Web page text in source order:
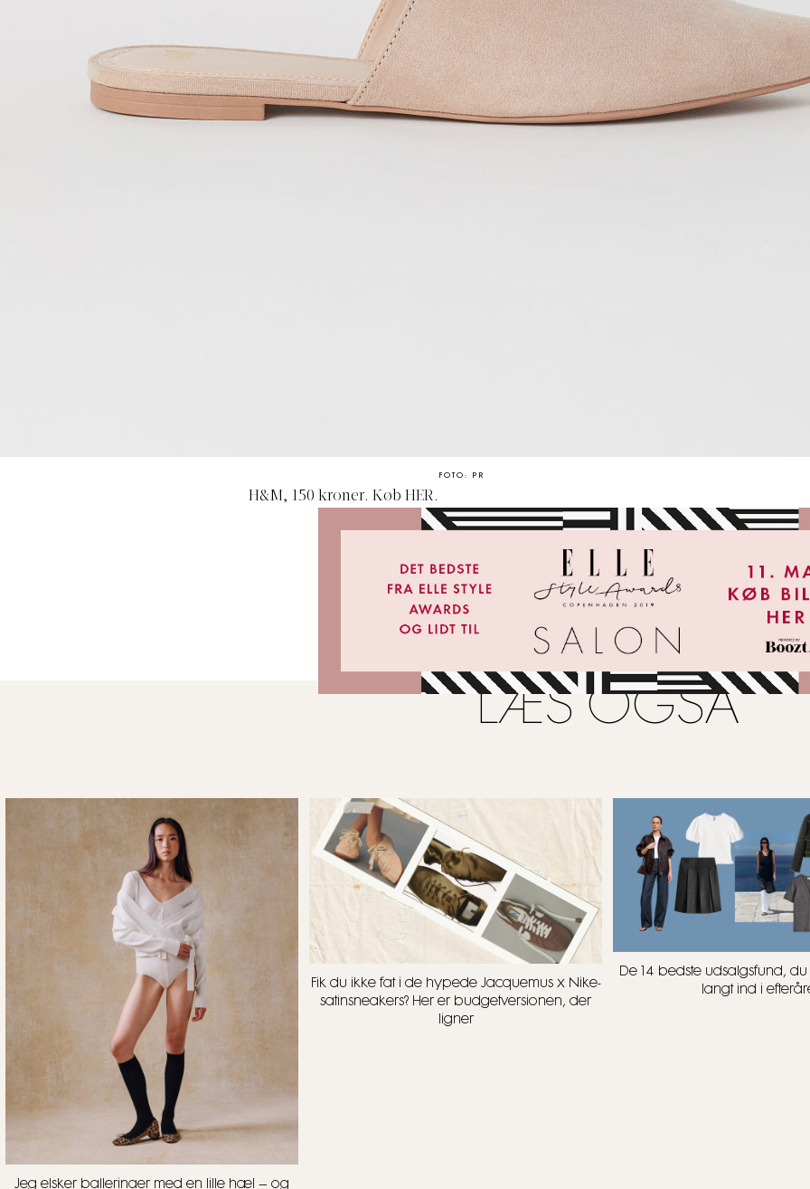
FOTO: PR
H&M, 150 kroner. Køb HER.
LÆS OGSÅ
Jeg elsker ballerinaer med en lille hæl – og
Fik du ikke fat i de hypede Jacquemus x Nike-
satinsneakers? Her er budgetversionen, der
ligner
De 14 bedste udsalgsfund,
langt ind i